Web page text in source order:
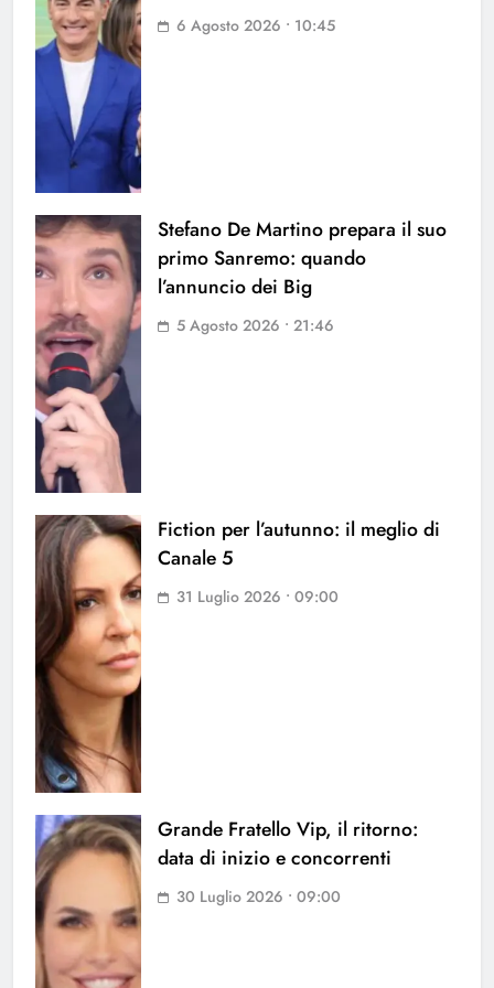
6 Agosto 2026 • 10:45
Stefano De Martino prepara il suo
primo Sanremo: quando
l’annuncio dei Big
5 Agosto 2026 • 21:46
Fiction per l’autunno: il meglio di
Canale 5
31 Luglio 2026 • 09:00
Grande Fratello Vip, il ritorno:
data di inizio e concorrenti
30 Luglio 2026 • 09:00